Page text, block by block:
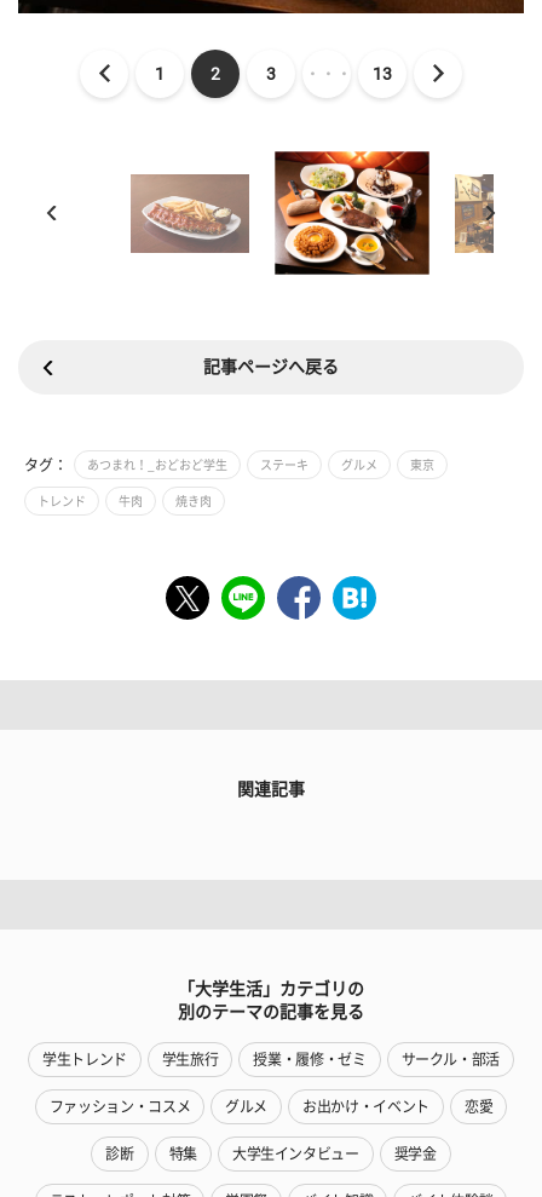
1 2 3 ・・・ 13
記事ページへ戻る
タグ： あつまれ！_おどおど学生 ステーキ グルメ 東京
トレンド 牛肉 焼き肉
関連記事
「大学生活」カテゴリの
別のテーマの記事を見る
学生トレンド 学生旅行 授業・履修・ゼミ サークル・部活
ファッション・コスメ グルメ お出かけ・イベント 恋愛
診断 特集 大学生インタビュー 奨学金